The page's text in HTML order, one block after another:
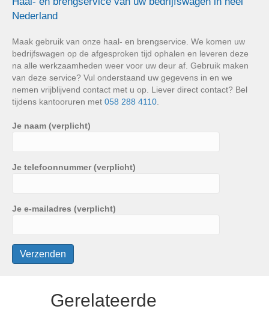
Nederland
Maak gebruik van onze haal- en brengservice. We komen uw
bedrijfswagen op de afgesproken tijd ophalen en leveren deze
na alle werkzaamheden weer voor uw deur af. Gebruik maken
van deze service? Vul onderstaand uw gegevens in en we
nemen vrijblijvend contact met u op. Liever direct contact? Bel
tijdens kantooruren met 058 288 4110
Je naam (verplicht)
Je telefoonnummer (verplicht)
Je e-mailadres (verplicht)
Gerelateerde